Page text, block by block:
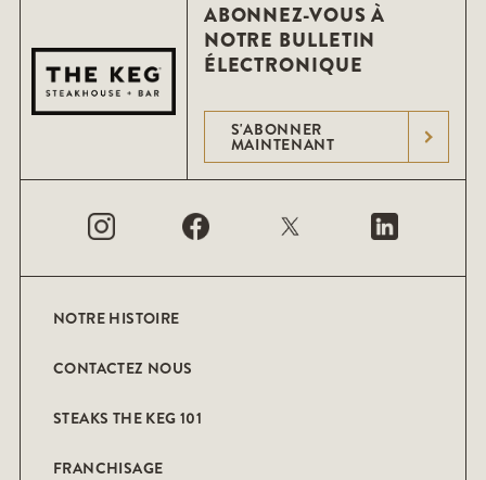
ABONNEZ-VOUS À
NOTRE BULLETIN
ÉLECTRONIQUE
S'ABONNER
MAINTENANT
NOTRE HISTOIRE
CONTACTEZ NOUS
STEAKS THE KEG 101
FRANCHISAGE